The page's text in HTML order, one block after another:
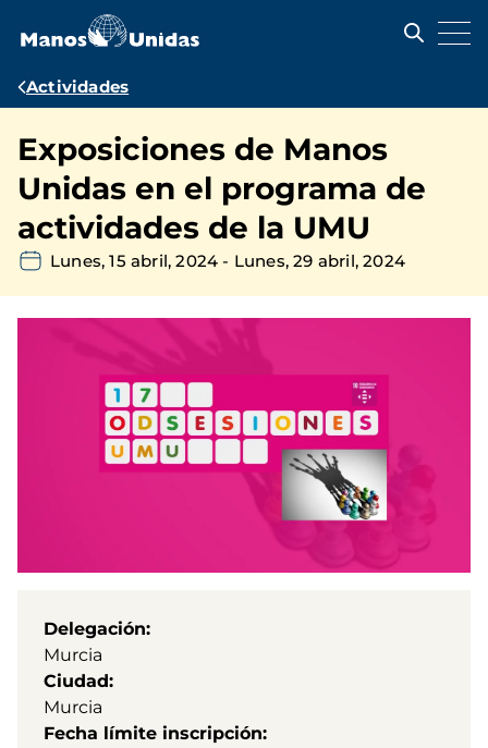
contenido
Ruta
navegación
Actividades
Exposiciones de Manos
Unidas en el programa de
actividades de la UMU
Lunes, 15 abril, 2024 - Lunes, 29 abril, 2024
Delegación
Murcia
Ciudad
Murcia
Fecha límite inscripción